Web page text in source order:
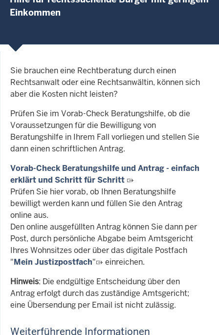
Einkommen
Sie brauchen eine Rechtberatung durch einen
Rechtsanwalt oder eine Rechtsanwältin, können sich
aber die Kosten nicht leisten?
Prüfen Sie im Vorab-Check Beratungshilfe, ob die
Voraussetzungen für die Bewilligung von
Beratungshilfe in Ihrem Fall vorliegen und stellen Sie
dann einen schriftlichen Antrag.
Vorab-Check Beratungshilfe und Antrag - einfach
erklärt und Schritt für Schritt
Prüfen Sie hier vorab, ob Ihnen Beratungshilfe
bewilligt werden kann und füllen Sie den Antrag
online aus.
Den online ausgefüllten Antrag können Sie dann per
Post, durch persönliche Abgabe beim Amtsgericht
Ihres Wohnsitzes oder über das digitale Postfach
"Mein Justizpostfach"
einreichen.
Hinweis: Die endgültige Entscheidung über den
Antrag erfolgt durch das zuständige Amtsgericht;
eine Übersendung per Email ist nicht zulässig.
Weiterführende Informationen